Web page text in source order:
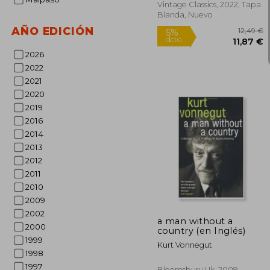
AÑO EDICIÓN
2026
2022
2021
2020
2019
2016
2014
2013
2012
2011
2010
2009
2002
2000
1999
1998
1997
Vintage Classics, 2022, Tapa
Blanda, Nuevo
5%
dcto.
a man without a
country (en Inglés)
Kurt Vonnegut